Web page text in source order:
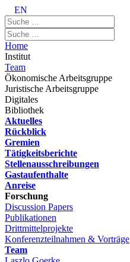
EN
Home
Institut
Team
Ökonomische Arbeitsgruppe
Juristische Arbeitsgruppe
Digitales
Bibliothek
Aktuelles
Rückblick
Gremien
Tätigkeitsberichte
Stellenausschreibungen
Gastaufenthalte
Anreise
Forschung
Discussion Papers
Publikationen
Drittmittelprojekte
Konferenzteilnahmen & Vorträge
Team